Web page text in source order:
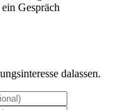
Gespräch
dalassen.